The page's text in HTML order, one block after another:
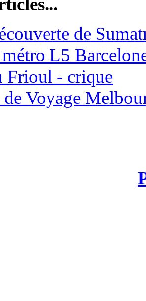
de
L5
Frioul - crique
Voyage